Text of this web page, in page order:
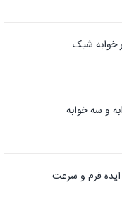
و سه خوابه